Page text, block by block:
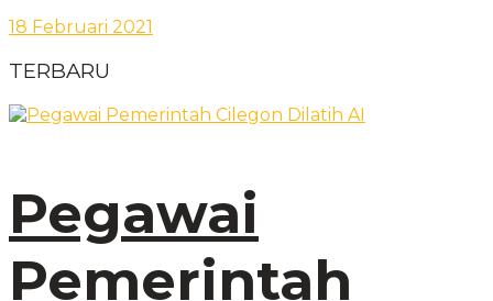
18 Februari 2021
TERBARU
Pegawai
Pemerintah